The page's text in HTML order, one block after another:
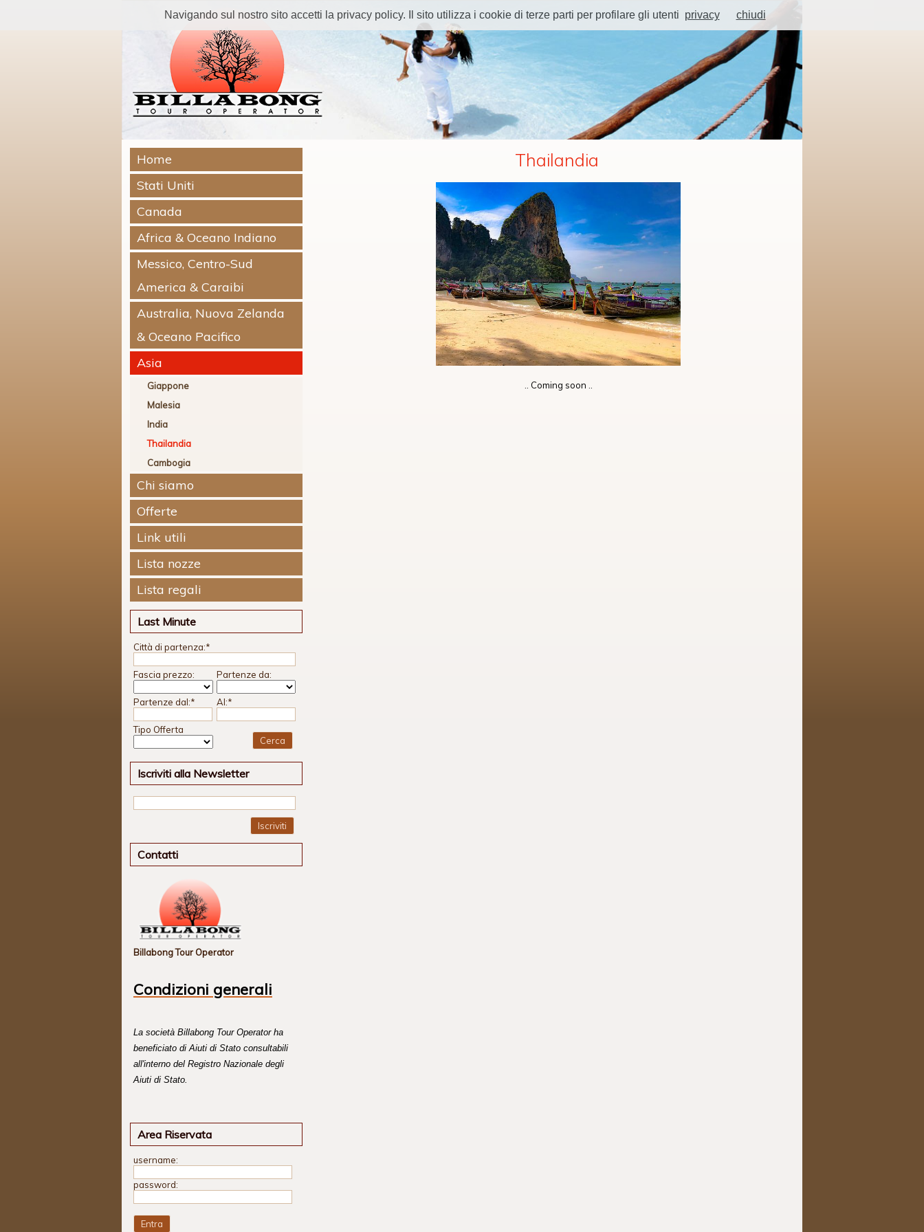
Home
Stati Uniti
Canada
Africa & Oceano Indiano
Messico, Centro-Sud
America & Caraibi
Australia, Nuova Zelanda
& Oceano Pacifico
Asia
Giappone
Malesia
India
Thailandia
Cambogia
Chi siamo
Offerte
Link utili
Lista nozze
Lista regali
Last Minute
Città di partenza:*
Fascia prezzo: Partenze da:
Partenze dal:* Al:*
Tipo Offerta
Iscriviti alla Newsletter
Iscriviti
Contatti
Billabong Tour Operator
Condizioni generali
La società Billabong Tour Operator ha
beneficiato di Aiuti di Stato consultabili
all'interno del Registro Nazionale degli
Aiuti di Stato.
Area Riservata
username:
password:
Thailandia
.. Coming soon ..
Navigando sul nostro sito accetti la privacy policy. Il sito utilizza i cookie di terze parti per profilare gli utenti privacy chiudi